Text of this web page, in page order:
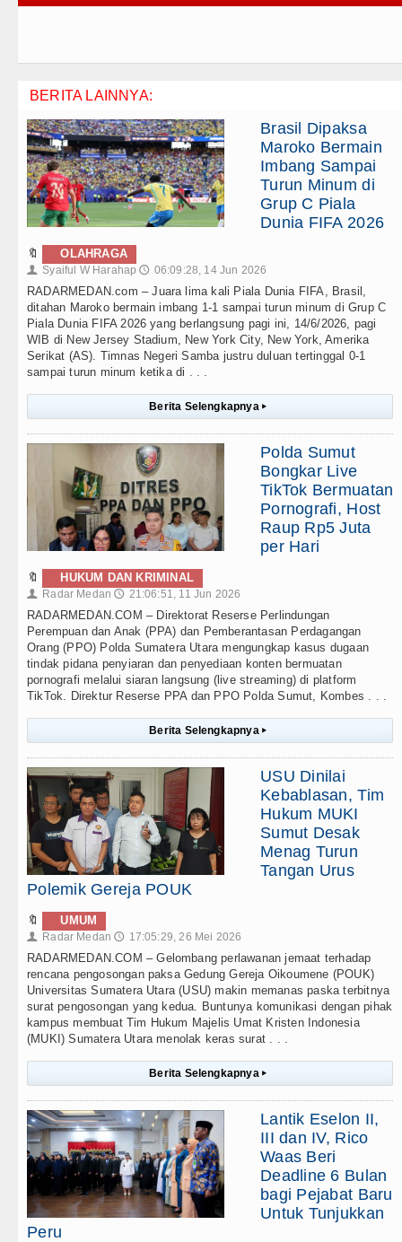
BERITA LAINNYA:
Brasil Dipaksa
Maroko Bermain
Imbang Sampai
Turun Minum di
Grup C Piala
Dunia FIFA 2026
🔖 OLAHRAGA
👤 Syaiful W Harahap 🕔 06:09:28, 14 Jun 2026
RADARMEDAN.com – Juara lima kali Piala Dunia FIFA, Brasil,
ditahan Maroko bermain imbang 1-1 sampai turun minum di Grup C
Piala Dunia FIFA 2026 yang berlangsung pagi ini, 14/6/2026, pagi
WIB di New Jersey Stadium, New York City, New York, Amerika
Serikat (AS). Timnas Negeri Samba justru duluan tertinggal 0-1
sampai turun minum ketika di . . .
Berita Selengkapnya ▸
Polda Sumut
Bongkar Live
TikTok Bermuatan
Pornografi, Host
Raup Rp5 Juta
per Hari
🔖 HUKUM DAN KRIMINAL
👤 Radar Medan 🕔 21:06:51, 11 Jun 2026
RADARMEDAN.COM – Direktorat Reserse Perlindungan
Perempuan dan Anak (PPA) dan Pemberantasan Perdagangan
Orang (PPO) Polda Sumatera Utara mengungkap kasus dugaan
tindak pidana penyiaran dan penyediaan konten bermuatan
pornografi melalui siaran langsung (live streaming) di platform
TikTok. Direktur Reserse PPA dan PPO Polda Sumut, Kombes . . .
Berita Selengkapnya ▸
USU Dinilai
Kebablasan, Tim
Hukum MUKI
Sumut Desak
Menag Turun
Tangan Urus
Polemik Gereja POUK
🔖 UMUM
👤 Radar Medan 🕔 17:05:29, 26 Mei 2026
RADARMEDAN.COM – Gelombang perlawanan jemaat terhadap
rencana pengosongan paksa Gedung Gereja Oikoumene (POUK)
Universitas Sumatera Utara (USU) makin memanas paska terbitnya
surat pengosongan yang kedua. Buntunya komunikasi dengan pihak
kampus membuat Tim Hukum Majelis Umat Kristen Indonesia
(MUKI) Sumatera Utara menolak keras surat . . .
Berita Selengkapnya ▸
Lantik Eselon II,
III dan IV, Rico
Waas Beri
Deadline 6 Bulan
bagi Pejabat Baru
Untuk Tunjukkan
Peru